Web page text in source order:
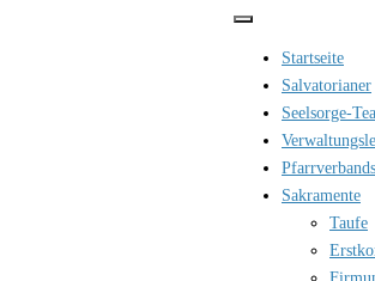
Startseite
Salvatorianer
Seelsorge-
Sakramente
Taufe